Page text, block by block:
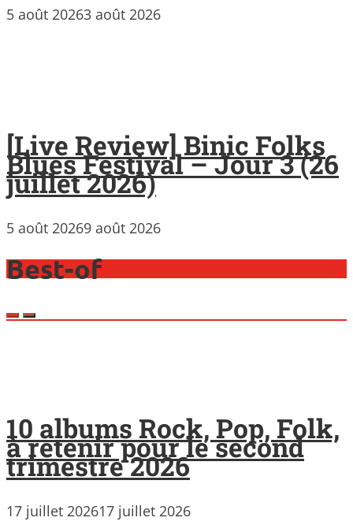
5 août 20263 août 2026
[Live Review] Binic Folks
Blues Festival – Jour 3 (26
juillet 2026)
5 août 20269 août 2026
Best-of
10 albums Rock, Pop, Folk,
à retenir pour le second
trimestre 2026
17 juillet 202617 juillet 2026